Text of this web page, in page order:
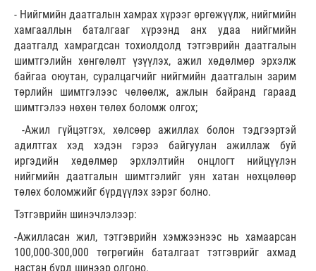
- Нийгмийн даатгалын хамрах хүрээг өргөжүүлж, нийгмийн
хамгааллын баталгааг хүрээнд анх удаа нийгмийн
даатгалд хамрагдсан тохиолдолд тэтгэврийн даатгалын
шимтгэлийн хөнгөлөлт үзүүлэх, ажил хөдөлмөр эрхэлж
байгаа оюутан, суралцагчийг нийгмийн даатгалын зарим
төрлийн шимтгэлээс чөлөөлж, ажлын байранд гараад
шимтгэлээ нөхөн төлөх боломж олгох;
-Ажил гүйцэтгэх, хөлсөөр ажиллах болон тэдгээртэй
адилтгах хэд хэдэн гэрээ байгуулан ажиллаж буй
иргэдийн хөдөлмөр эрхлэлтийн онцлогт нийцүүлэн
нийгмийн даатгалын шимтгэлийг уян хатан нөхцөлөөр
төлөх боломжийг бүрдүүлэх зэрэг болно.
Тэтгэврийн шинэчлэлээр:
-Ажилласан жил, тэтгэврийн хэмжээнээс нь хамаарсан
100,000-300,000 төгрөгийн баталгаат тэтгэврийг ахмад
настан бүрд шинээр олгоно.